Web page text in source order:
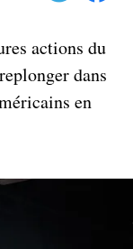
actions du
dans
en